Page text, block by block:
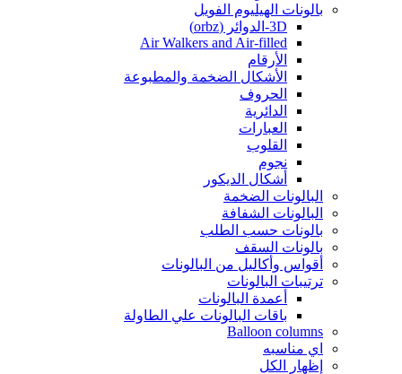
بالونات الهيليوم الفويل
3D-الدوائر (orbz)
Air Walkers and Air-filled
الأرقام
الأشكال الضخمة والمطبوعة
الحروف
الدائرية
العبارات
القلوب
نجوم
أشكال الديكور
البالونات الضخمة
البالونات الشفافة
بالونات حسب الطلب
بالونات السقف
أقواس وأكاليل من البالونات
ترتيبات البالونات
أعمدة البالونات
باقات البالونات علي الطاولة
Balloon columns
اي مناسبه
إظهار الكل